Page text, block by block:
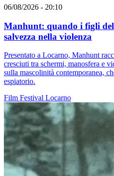
06/08/2026 - 20:10
Manhunt: quando i figli
salvezza nella violenza
Presentato a Locarno, Manhunt
cresciuti tra schermi, manosfera e
sulla mascolinità contemporanea,
espiatorio.
Film Festival Locarno